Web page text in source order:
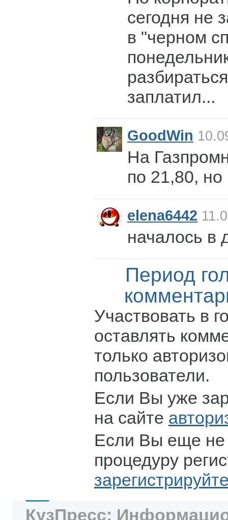
сегодня не
в "черном
заплатил...
GoodWin
На
по 21,80, но
elena6442
началось в
Период
Участвовать в
оставлять
только
пользователи.
Если Вы уже
на сайте
Если Вы еще не
процедуру
КузПресс: